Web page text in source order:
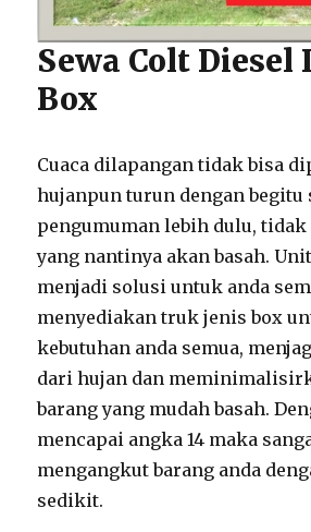
Sewa Colt Diesel
Box
Cuaca dilapangan tidak bisa
hujanpun turun dengan begitu
pengumuman lebih dulu,
yang nantinya akan basah.
menjadi solusi untuk anda
menyediakan truk jenis box
kebutuhan anda semua,
dari hujan dan
barang yang mudah basah.
mencapai angka 14 maka
mengangkut barang anda
sedikit.